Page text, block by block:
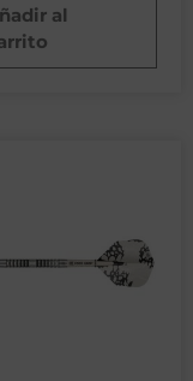
al